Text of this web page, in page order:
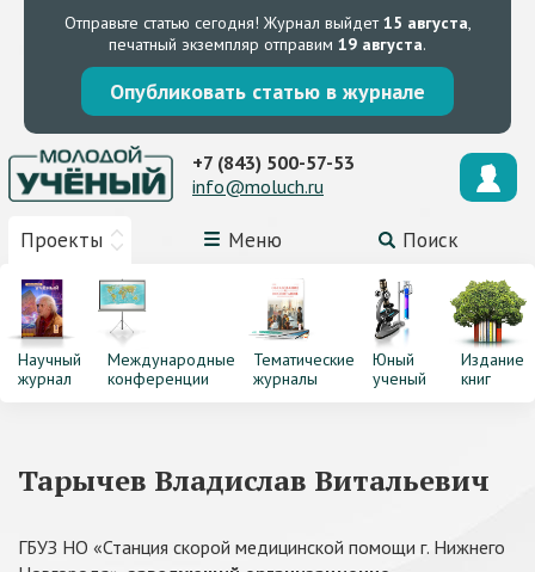
Отправьте статью сегодня! Журнал выйдет15 августа,
печатный экземпляр отправим 19 августа.
Опубликовать статью в журнале
Проекты Меню Поиск
+7 (843) 500-57-53
info@moluch.ru
Научный
журнал
Международные
конференции
Тематические
журналы
Юный
ученый
Издание
книг
Тарычев Владислав Витальевич
ГБУЗ НО «Станция скорой медицинской помощи г. Нижнего